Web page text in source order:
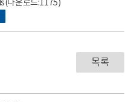
(다운로드:1175)
목록